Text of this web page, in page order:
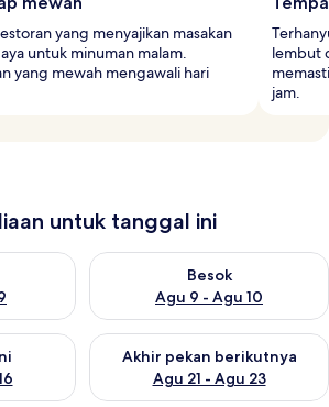
yang menyajikan masakan
untuk minuman malam.
yang mewah mengawali hari
lembut
jam.
untuk tanggal ini
malam ini Agu 8 - Agu 9
Besok
Agu 9 - Agu 10
Periksa ketersediaan untuk
akhir pekan ini Agu 14 - Agu 16
Akhir pekan berikutnya
Agu 21 - Agu 23
Periksa ketersediaan untuk